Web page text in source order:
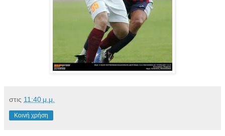
στις 11:40 μ.μ.
Κοινή χρήση